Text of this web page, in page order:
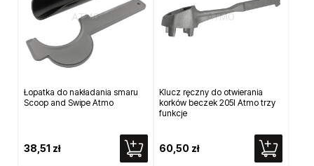
Łopatka do nakładania smaru
Scoop and Swipe Atmo
38,51 zł
Klucz ręczny do otwierania
korków beczek 205l Atmo trzy
funkcje
60,50 zł